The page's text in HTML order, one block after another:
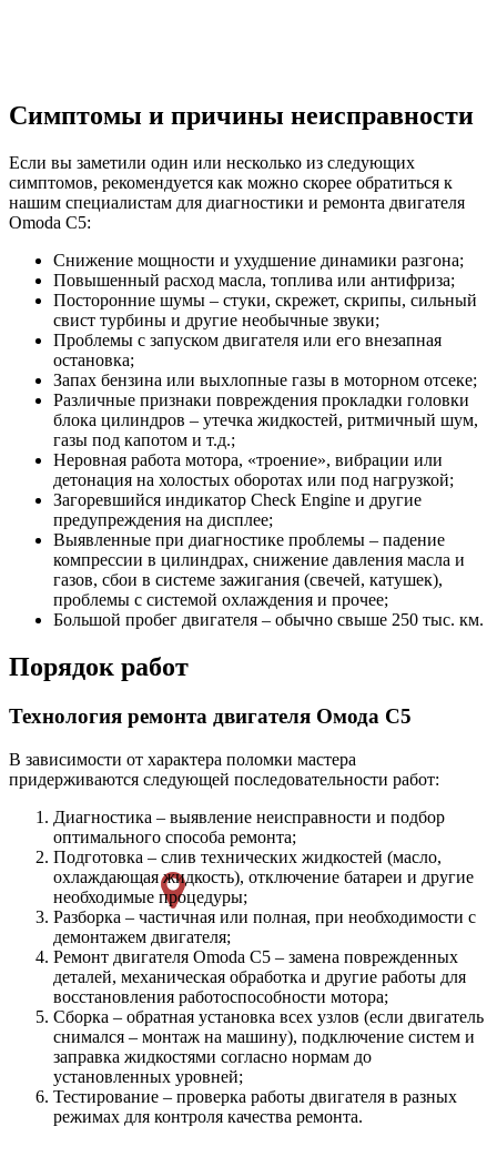
Симптомы и причины неисправности
Если вы заметили один или несколько из следующих
симптомов, рекомендуется как можно скорее обратиться к
нашим специалистам для диагностики и ремонта двигателя
Omoda C5:
Снижение мощности и ухудшение динамики разгона;
Повышенный расход масла, топлива или антифриза;
Посторонние шумы – стуки, скрежет, скрипы, сильный
свист турбины и другие необычные звуки;
Проблемы с запуском двигателя или его внезапная
остановка;
Запах бензина или выхлопные газы в моторном отсеке;
Различные признаки повреждения прокладки головки
блока цилиндров – утечка жидкостей, ритмичный шум,
газы под капотом и т.д.;
Неровная работа мотора, «троение», вибрации или
детонация на холостых оборотах или под нагрузкой;
Загоревшийся индикатор Check Engine и другие
предупреждения на дисплее;
Выявленные при диагностике проблемы – падение
компрессии в цилиндрах, снижение давления масла и
газов, сбои в системе зажигания (свечей, катушек),
проблемы с системой охлаждения и прочее;
Большой пробег двигателя – обычно свыше 250 тыс. км.
Порядок работ
Технология ремонта двигателя Омода С5
В зависимости от характера поломки мастера
придерживаются следующей последовательности работ:
Диагностика – выявление неисправности и подбор
оптимального способа ремонта;
Подготовка – слив технических жидкостей (масло,
охлаждающая жидкость), отключение батареи и другие
необходимые процедуры;
Разборка – частичная или полная, при необходимости с
демонтажем двигателя;
Ремонт двигателя Omoda C5 – замена поврежденных
деталей, механическая обработка и другие работы для
восстановления работоспособности мотора;
Сборка – обратная установка всех узлов (если двигатель
снимался – монтаж на машину), подключение систем и
заправка жидкостями согласно нормам до
установленных уровней;
Тестирование – проверка работы двигателя в разных
режимах для контроля качества ремонта.